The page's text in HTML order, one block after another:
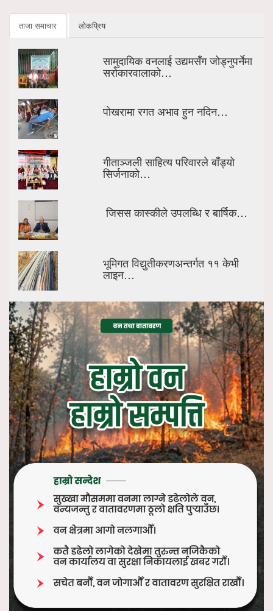
ताजा समाचार लोकप्रिय
सामुदायिक वनलाई उद्यमसँग जोड्नुपर्नेमा
सरोकारवालाको…
पोखरामा रगत अभाव हुन नदिन…
गीताञ्जली साहित्य परिवारले बाँड्यो
सिर्जनाको…
जिसस कास्कीले उपलब्धि र बार्षिक…
भूमिगत विद्युतीकरणअन्तर्गत ११ केभी
लाइन…